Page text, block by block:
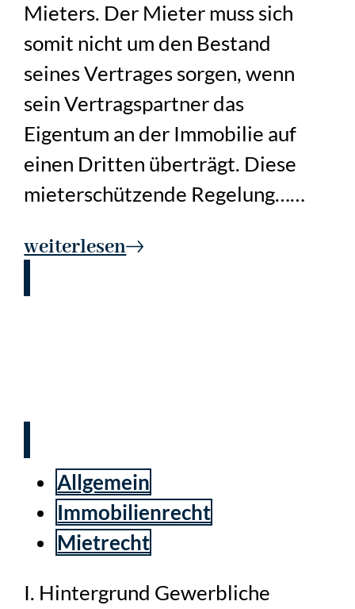
Mieters. Der Mieter muss sich
somit nicht um den Bestand
seines Vertrages sorgen, wenn
sein Vertragspartner das
Eigentum an der Immobilie auf
einen Dritten überträgt. Diese
mieterschützende Regelung……
weiterlesen
Allgemein
Immobilienrecht
Mietrecht
I. Hintergrund Gewerbliche